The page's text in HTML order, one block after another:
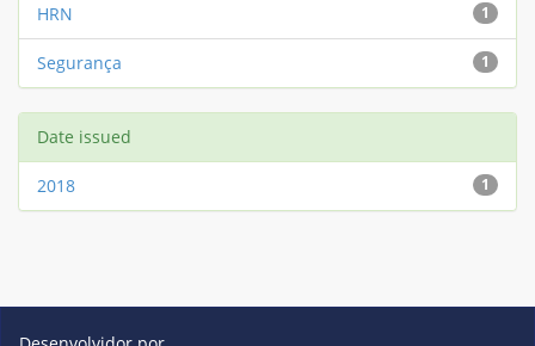
1
HRN
1
Segurança
Date issued
1
2018